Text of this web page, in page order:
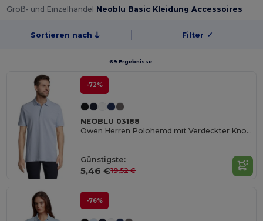
Groß- und Einzelhandel Neoblu Basic Kleidung Accessoires
Sortieren nach Filter ✓
69 Ergebnisse.
-72%
NEOBLU 03188
Owen Herren Polohemd mit Verdeckter Knopfleiste
Günstigste:
5,46 €19,52 €
-76%